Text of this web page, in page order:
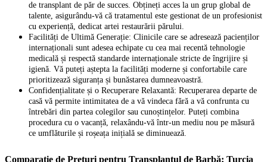
de transplant de păr de succes. Obțineți acces la un grup global de
talente, asigurându-vă că tratamentul este gestionat de un profesionist
cu experiență, dedicat artei restaurării părului.
Facilități de Ultimă Generație: Clinicile care se adresează pacienților
internaționali sunt adesea echipate cu cea mai recentă tehnologie
medicală și respectă standarde internaționale stricte de îngrijire și
igienă. Vă puteți aștepta la facilități moderne și confortabile care
prioritizează siguranța și bunăstarea dumneavoastră.
Confidențialitate și o Recuperare Relaxantă: Recuperarea departe de
casă vă permite intimitatea de a vă vindeca fără a vă confrunta cu
întrebări din partea colegilor sau cunoștințelor. Puteți combina
procedura cu o vacanță, relaxându-vă într-un mediu nou pe măsură
ce umflăturile și roșeața inițială se diminuează.
Comparație de Prețuri pentru Transplantul de Barbă: Turcia